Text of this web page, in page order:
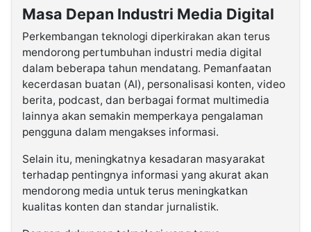
Masa Depan Industri Media Digital
Perkembangan teknologi diperkirakan akan terus
mendorong pertumbuhan industri media digital
dalam beberapa tahun mendatang. Pemanfaatan
kecerdasan buatan (AI), personalisasi konten, video
berita, podcast, dan berbagai format multimedia
lainnya akan semakin memperkaya pengalaman
pengguna dalam mengakses informasi.
Selain itu, meningkatnya kesadaran masyarakat
terhadap pentingnya informasi yang akurat akan
mendorong media untuk terus meningkatkan
kualitas konten dan standar jurnalistik.